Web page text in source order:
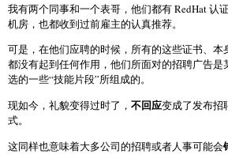
我有两个同事和一个表哥，他们都有 RedHat 认
机房，也都收到过前雇主的认真推荐。
可是，在他们应聘的时候，所有的这些证书、
都没有起到任何作用，他们所面对的招聘广告
选的一些“技能片段”所组成的。
现如今，礼貌变得过时了， 不回应变成了发布招
式。
这同样也意味着大多公司的招聘或者人事可能会